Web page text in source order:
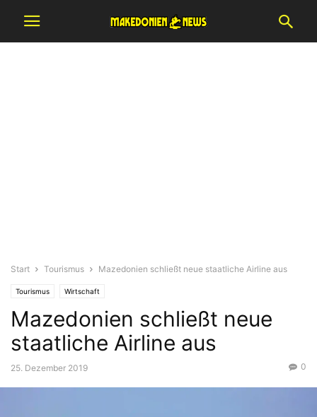
Start Tourismus Mazedonien schließt neue staatliche Airline aus
Tourismus Wirtschaft
Mazedonien schließt neue
staatliche Airline aus
25. Dezember 2019 0